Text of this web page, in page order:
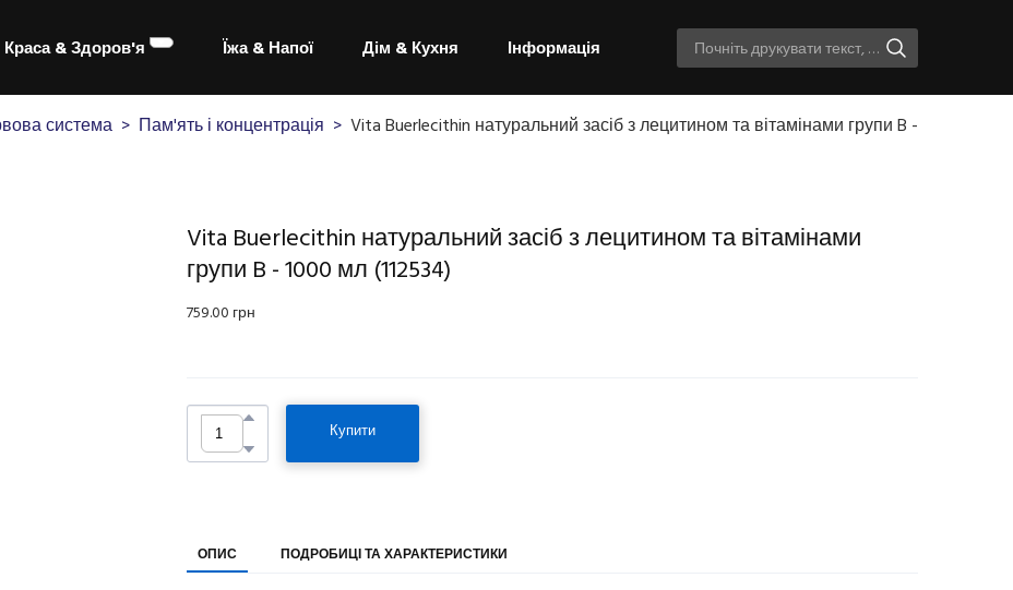
Краса & Здоров'я Їжа & Напої Дім & Кухня Інформація
система Пам'ять і концентрація
Vita Buerlecithin натуральний засіб з лецитином та вітамінами групи B -
Vita Buerlecithin натуральний засіб з лецитином та вітамінами
групи B - 1000 мл (112534)
759.00 грн
Купити
ОПИС ПОДРОБИЦІ ТА ХАРАКТЕРИСТИКИ